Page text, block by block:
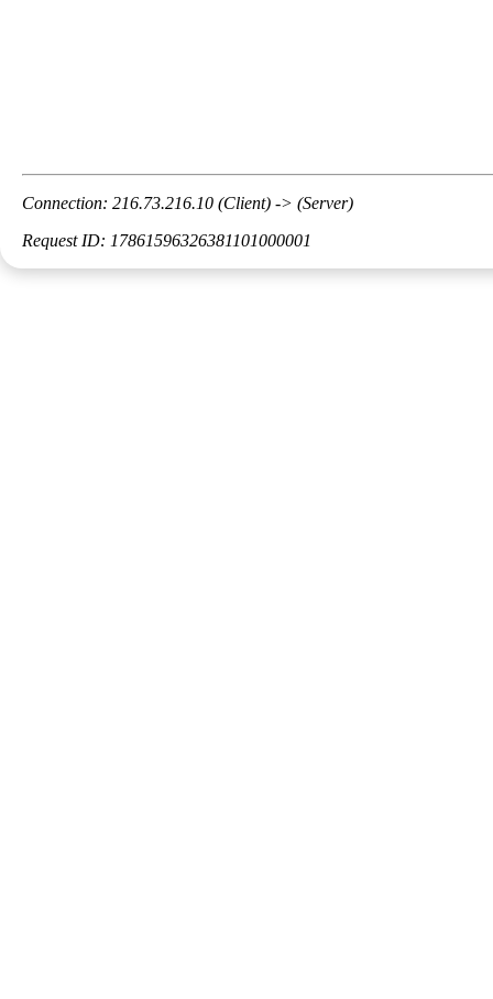
Connection: 216.73.216.10 (Client) -> (Server)
Request ID: 17861596326381101000001